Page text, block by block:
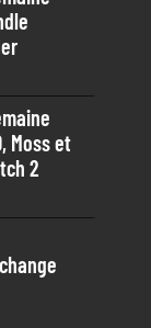
Moss et
2